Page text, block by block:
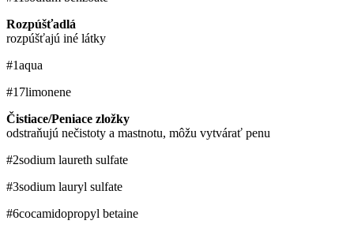
Rozpúšťadlá
rozpúšťajú iné látky
#1aqua
#17limonene
Čistiace/Peniace zložky
odstraňujú nečistoty a mastnotu, môžu vytvárať penu
#2sodium laureth sulfate
#3sodium lauryl sulfate
#6cocamidopropyl betaine